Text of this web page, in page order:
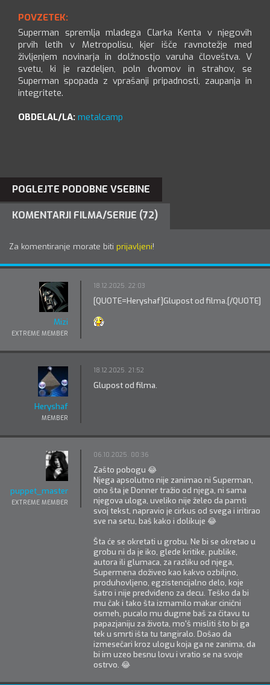
POVZETEK:
Superman spremlja mladega Clarka Kenta v njegovih
prvih letih v Metropolisu, kjer išče ravnotežje med
življenjem novinarja in dolžnostjo varuha človeštva. V
svetu, ki je razdeljen, poln dvomov in strahov, se
Superman spopada z vprašanji pripadnosti, zaupanja in
integritete.
OBDELAL/LA: metalcamp
POGLEJTE PODOBNE VSEBINE
KOMENTARJI FILMA/SERIJE (72)
Za komentiranje morate biti prijavljeni!
Mizi
EXTREME MEMBER
18.12.2025. 22:03
[QUOTE=Heryshaf]Glupost od filma.[/QUOTE]
Heryshaf
MEMBER
18.12.2025. 21:52
Glupost od filma.
puppet_master
EXTREME MEMBER
06.10.2025. 00:36
Zašto pobogu 😂
Njega apsolutno nije zanimao ni Superman,
ono šta je Donner tražio od njega, ni sama
njegova uloga, uveliko nije želeo da pamti
svoj tekst, napravio je cirkus od svega i iritirao
sve na setu, baš kako i dolikuje 😂
Šta će se okretati u grobu. Ne bi se okretao u
grobu ni da je iko, glede kritike, publike,
autora ili glumaca, za razliku od njega,
Supermena doživeo kao kakvo ozbiljno,
produhovljeno, egzistencijalno delo, koje
šatro i nije predviđeno za decu. Teško da bi
mu čak i tako šta izmamilo makar cinični
osmeh, pucalo mu dugme baš za čitavu tu
papazjaniju za života, mo'š misliti što bi ga
tek u smrti išta tu tangiralo. Došao da
izmesečari kroz ulogu koja ga ne zanima, da
bi im uzeo besnu lovu i vratio se na svoje
ostrvo. 😂